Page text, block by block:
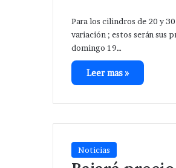
Para los cilindros de 20 y
variación ; estos serán sus
domingo 19…
Leer mas »
Noticias